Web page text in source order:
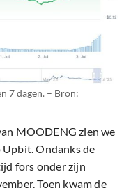
7 dagen. – Bron:
MOODENG zien we
Upbit. Ondanks de
fors onder zijn
Toen kwam de